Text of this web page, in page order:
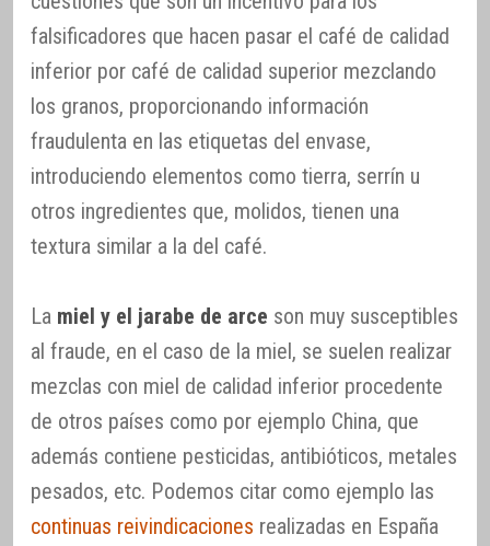
falsificadores que hacen pasar el café de calidad
inferior por café de calidad superior mezclando
los granos, proporcionando información
fraudulenta en las etiquetas del envase,
introduciendo elementos como tierra, serrín u
otros ingredientes que, molidos, tienen una
textura similar a la del café.
La miel y el jarabe de arce son muy susceptibles
al fraude, en el caso de la miel, se suelen realizar
mezclas con miel de calidad inferior procedente
de otros países como por ejemplo China, que
además contiene pesticidas, antibióticos, metales
pesados, etc. Podemos citar como ejemplo las
continuas reivindicaciones realizadas en España